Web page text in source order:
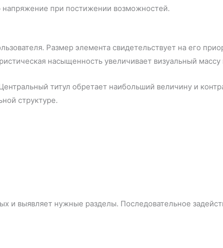
при постижении возможностей.
Размер элемента свидетельствует на его
насыщенность увеличивает визуальный массу
титул обретает наибольший величину и
структуре.
и выявляет нужные разделы. Последовательное